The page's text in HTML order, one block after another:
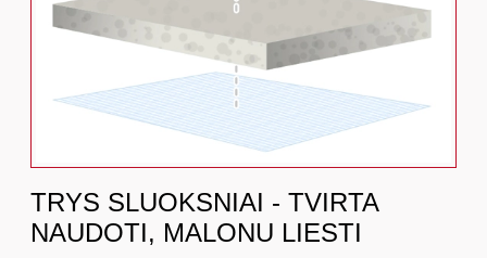
TRYS SLUOKSNIAI - TVIRTA
NAUDOTI, MALONU LIESTI